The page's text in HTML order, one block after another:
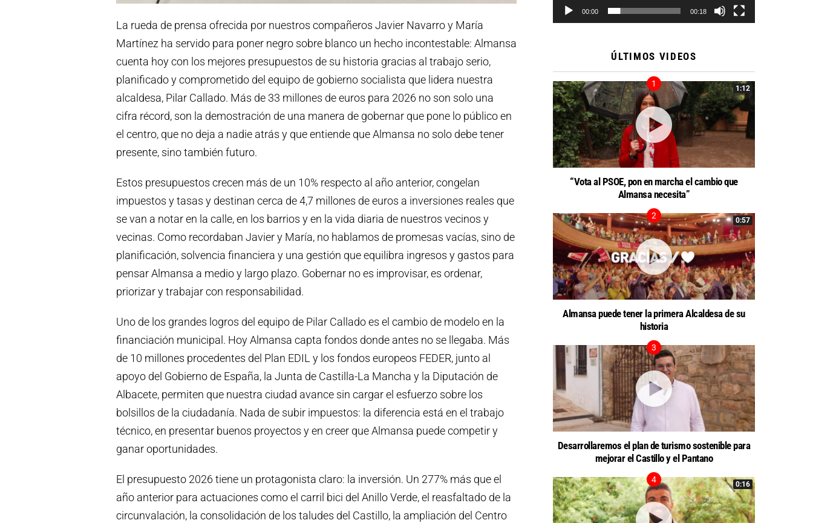
La rueda de prensa ofrecida por nuestros compañeros Javier Navarro y María
Martínez ha servido para poner negro sobre blanco un hecho incontestable: Almansa
cuenta hoy con los mejores presupuestos de su historia gracias al trabajo serio,
planificado y comprometido del equipo de gobierno socialista que lidera nuestra
alcaldesa, Pilar Callado. Más de 33 millones de euros para 2026 no son solo una
cifra récord, son la demostración de una manera de gobernar que pone lo público en
el centro, que no deja a nadie atrás y que entiende que Almansa no solo debe tener
presente, sino también futuro.
Estos presupuestos crecen más de un 10% respecto al año anterior, congelan
impuestos y tasas y destinan cerca de 4,7 millones de euros a inversiones reales que
se van a notar en la calle, en los barrios y en la vida diaria de nuestros vecinos y
vecinas. Como recordaban Javier y María, no hablamos de promesas vacías, sino de
planificación, solvencia financiera y una gestión que equilibra ingresos y gastos para
pensar Almansa a medio y largo plazo. Gobernar no es improvisar, es ordenar,
priorizar y trabajar con responsabilidad.
Uno de los grandes logros del equipo de Pilar Callado es el cambio de modelo en la
financiación municipal. Hoy Almansa capta fondos donde antes no se llegaba. Más
de 10 millones procedentes del Plan EDIL y los fondos europeos FEDER, junto al
apoyo del Gobierno de España, la Junta de Castilla-La Mancha y la Diputación de
Albacete, permiten que nuestra ciudad avance sin cargar el esfuerzo sobre los
bolsillos de la ciudadanía. Nada de subir impuestos: la diferencia está en el trabajo
técnico, en presentar buenos proyectos y en creer que Almansa puede competir y
ganar oportunidades.
El presupuesto 2026 tiene un protagonista claro: la inversión. Un 277% más que el
año anterior para actuaciones como el carril bici del Anillo Verde, el reasfaltado de la
circunvalación, la consolidación de los taludes del Castillo, la ampliación del Centro
00:00 00:18
ÚLTIMOS VIDEOS
1:12
“Vota al PSOE, pon en marcha el cambio que
Almansa necesita”
0:57
Almansa puede tener la primera Alcaldesa de su
historia
Desarrollaremos el plan de turismo sostenible para
mejorar el Castillo y el Pantano
0:16